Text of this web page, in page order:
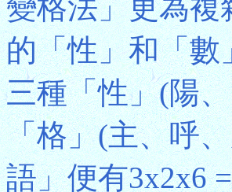
變格法」更為複
的「性」和「數
三種「性」(陽
「格」(主、呼
語」便有3x2x6